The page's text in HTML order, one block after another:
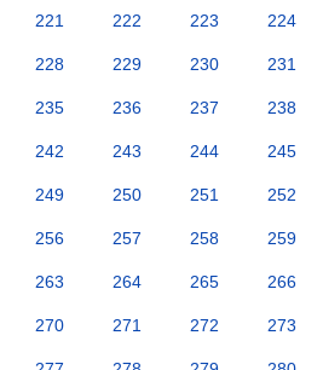
221 222 223 224
228 229 230 231
235 236 237 238
242 243 244 245
249 250 251 252
256 257 258 259
263 264 265 266
270 271 272 273